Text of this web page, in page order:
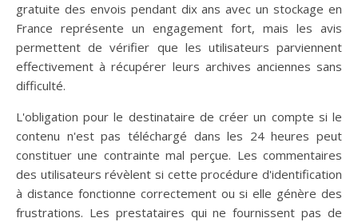
gratuite des envois pendant dix ans avec un stockage en
France représente un engagement fort, mais les avis
permettent de vérifier que les utilisateurs parviennent
effectivement à récupérer leurs archives anciennes sans
difficulté.
L'obligation pour le destinataire de créer un compte si le
contenu n'est pas téléchargé dans les 24 heures peut
constituer une contrainte mal perçue. Les commentaires
des utilisateurs révèlent si cette procédure d'identification
à distance fonctionne correctement ou si elle génère des
frustrations. Les prestataires qui ne fournissent pas de